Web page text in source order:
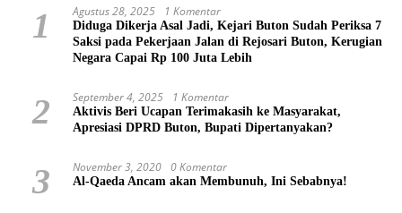
1 Agustus 28, 2025 1 Komentar
Diduga Dikerja Asal Jadi, Kejari Buton Sudah Periksa 7
Saksi pada Pekerjaan Jalan di Rejosari Buton, Kerugian
Negara Capai Rp 100 Juta Lebih
2 September 4, 2025 1 Komentar
Aktivis Beri Ucapan Terimakasih ke Masyarakat,
Apresiasi DPRD Buton, Bupati Dipertanyakan?
3 November 3, 2020 0 Komentar
Al-Qaeda Ancam akan Membunuh, Ini Sebabnya!